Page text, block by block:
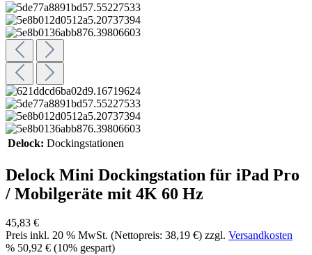
Delock: Dockingstationen
Delock Mini Dockingstation für iPad Pro
/ Mobilgeräte mit 4K 60 Hz
45,83 €
Preis inkl. 20 % MwSt. (Nettopreis: 38,19 €) zzgl. Versandkosten
% 50,92 € (10% gespart)